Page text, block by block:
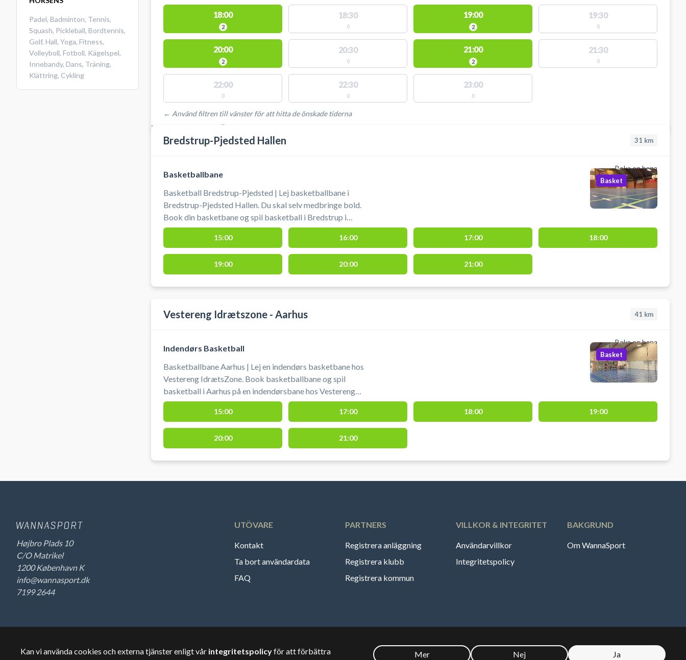
Padel, Badminton, Tennis,
Squash, Pickleball, Bordtennis,
Golf, Hall, Yoga, Fitness,
Volleyboll, Fotboll, Kägelspel,
Innebandy, Dans, Träning,
Klättring, Cykling
18:00
2
18:30
0
19:00
2
19:30
0
20:00
2
20:30
0
21:00
2
21:30
0
22:00
0
22:30
0
23:00
0
← Använd filtren till vänster för att hitta de önskade tiderna
PLATSER MED TILLGÄNGLIGA AKTIVITETER
Bredstrup-Pjedsted Hallen 31 km
Boka en bana
Basketballbane
Basketball Bredstrup-Pjedsted | Lej basketballbane i
Bredstrup-Pjedsted Hallen. Du skal selv medbringe bold.
Book din basketbane og spil basketball i Bredstrup i
hallen ved Pjedsted uden for Fredericia.
Basket
15:00 16:00 17:00 18:00
19:00 20:00 21:00
Vestereng Idrætszone - Aarhus 41 km
Boka en bana
Indendørs Basketball
Basketballbane Aarhus | Lej en indendørs basketbane hos
Vestereng IdrætsZone. Book basketballbane og spil
basketball i Aarhus på en indendørsbane hos Vestereng
IdrætsZone. Tiderne for booking af basketballbanen er 60
min. ad gangen. Medbring egen bold. Gratis parkering ved
grus parkeringen 50 meter fra hallen. Lys tænder 10 min
før din booking.
Basket
15:00 17:00 18:00 19:00
20:00 21:00
Højbro Plads 10
C/O Matrikel
1200 København K
info@wannasport.dk
7199 2644
UTÖVARE
Kontakt
Ta bort användardata
FAQ
PARTNERS
Registrera anläggning
Registrera klubb
Registrera kommun
VILLKOR & INTEGRITET
Användarvillkor
Integritetspolicy
BAKGRUND
Om WannaSport
Svenska Sverige
©2026Wannasport.dk Privata uppgifter
Kan vi använda cookies och externa tjänster enligt vår integritetspolicyför att förbättra
Mer Nej Ja